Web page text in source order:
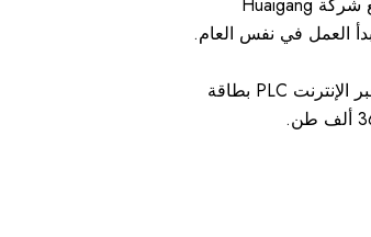
وهي مجهزة بثلاثة خطوط معالجة حرارية عبر الإنترنت PLC بطاقة